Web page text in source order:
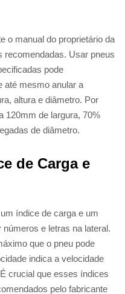
o manual do proprietário da
recomendadas. Usar pneus
pode
até mesmo anular a
altura e diâmetro. Por
120mm de largura, 70%
de diâmetro.
de Carga e
índice de carga e um
e letras na lateral.
que o pneu pode
indica a velocidade
crucial que esses índices
pelo fabricante